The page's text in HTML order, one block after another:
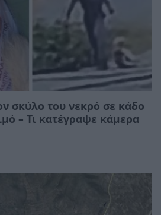
σκύλο του νεκρό σε κάδο
– Τι κατέγραψε κάμερα